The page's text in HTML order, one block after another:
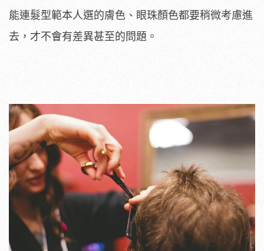
能連髮型範本人選的膚色、眼珠顏色都要稍微考慮進
去，才不會有差異甚至的問題。